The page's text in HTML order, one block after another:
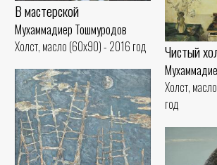
В мастерской
Мухаммадиер Тошмуродов
Холст, масло (60x90) - 2016 год
Чистый
Холст,
год